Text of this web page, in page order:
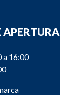
a 16:00